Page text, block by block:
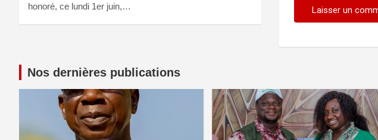
honoré, ce lundi 1er juin,…
Nos dernières publications